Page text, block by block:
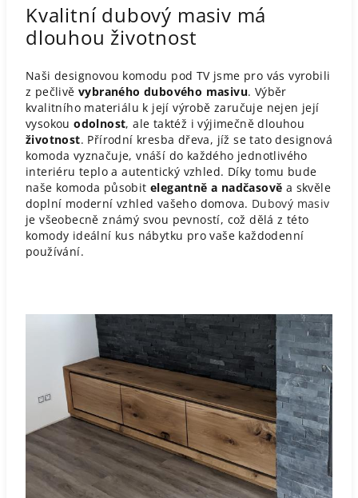
Kvalitní dubový masiv má
dlouhou životnost
Naši designovou komodu pod TV jsme pro vás vyrobili
z pečlivěvybraného dubového masivu. Výběr
kvalitního materiálu k její výrobě zaručuje nejen její
vysokouodolnost, ale taktéž i výjimečně dlouhou
životnost. Přírodní kresba dřeva, jíž se tato designová
komoda vyznačuje, vnáší do každého jednotlivého
interiéru teplo a autentický vzhled. Díky tomu bude
naše komoda působit elegantně a nadčasově a skvěle
doplní moderní vzhled vašeho domova. Dubový masiv
je všeobecně známý svou pevností, což dělá z této
komody ideální kus nábytku pro vaše každodenní
používání.